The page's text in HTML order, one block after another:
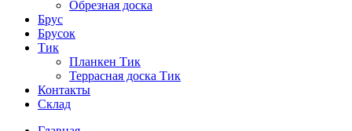
Обрезная доска
Брус
Брусок
Тик
Планкен Тик
Террасная доска Тик
Контакты
Склад